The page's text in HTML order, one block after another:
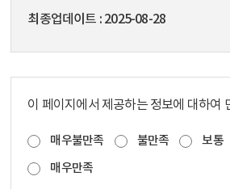
최종업데이트
2025-08-28
이 페이지에서 제공하는 정보에 대하여
매우불만족 불만족 보통
매우만족